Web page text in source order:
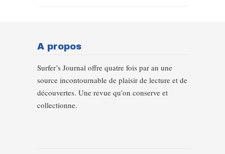
A propos
Surfer’s Journal offre quatre fois par an une
source incontournable de plaisir de lecture et de
découvertes. Une revue qu’on conserve et
collectionne.